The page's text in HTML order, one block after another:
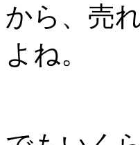
から、売
よね。